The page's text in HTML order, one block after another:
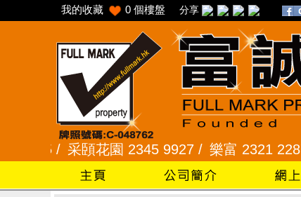
我的收藏 0 個樓盤 分享
采頣花園 2345 9927 /樂富 2321 2287 /